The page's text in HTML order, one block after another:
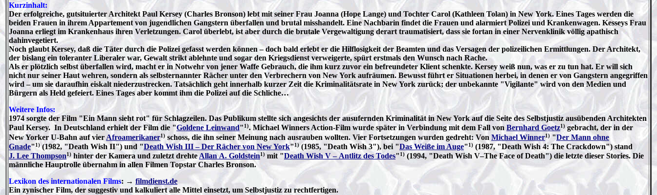
Kurzinhalt:
Der erfolgreiche, gutsituierter Architekt Paul Kersey (Charles Bronson) lebt mit seiner Frau Joanna (Hope Lange) und Tochter Carol (Kathleen Tolan) in New York. Eines Tages werden die
beiden Frauen in ihrem Appartement von jugendlichen Gangstern überfallen und brutal misshandelt. Eine Nachbarin findet die Frauen und alarmiert Polizei und Krankenwagen. Kesseys Frau
Joanna erliegt im Krankenhaus ihren Verletzungen. Carol überlebt, ist aber durch die brutale Vergewaltigung derart traumatisiert, dass sie fortan in einer Nervenklinik völlig apathisch
dahinvegetiert.
Noch glaubt Kersey, daß die Täter durch die Polizei gefasst werden können – doch bald erlebt er die Hilflosigkeit der Beamten und das Versagen der polizeilichen Ermittlungen. Der Architekt,
der bislang ein toleranter Liberaler war, Gewalt strikt ablehnte und sogar den Kriegsdienst verweigerte, spürt erstmals den Wunsch nach Rache.
Als er plötzlich selbst überfallen wird, macht er in Notwehr von jener Waffe Gebrauch, die ihm kurz zuvor ein befreundeter Klient schenkte. Kersey weiß nun, was er zu tun hat. Er will sich
nicht nur seiner Haut wehren, sondern als selbsternannter Rächer unter den Verbrechern von New York aufräumen. Bewusst führt er Situationen herbei, in denen er von Gangstern angegriffen
wird – um sie daraufhin eiskalt niederzustrecken. Tatsächlich geht innerhalb kurzer Zeit die Kriminalitätsrate in New York zurück; der unbekannte "Vigilante" wird von den Medien und
Bürgern als Held gefeiert. Eines Tages aber kommt ihm die Polizei auf die Schliche…
Weitere Infos:
1974 sorgte der Film "Ein Mann sieht rot" für Schlagzeilen. Das Publikum stellte sich angesichts der ausufernden Kriminalität in New York auf die Seite des Selbstjustiz ausübenden Architekten
Paul Kersey. In Deutschland erhielt der Film die "Goldene Leinwand" 1). Michael Winners Action-Film wurde später in Verbindung mit dem Fall von Bernhard Goetz1) gebracht, der in der
New Yorker U-Bahn auf vier Afroamerikaner1) schoss, die ihn seiner Meinung nach ausrauben wollten. Vier Fortsetzungen wurden gedreht: Von Michael Winner1) "Der Mann ohne
Gnade" 1)(1982, "Death Wish II") und "Death Wish III – Der Rächer von New York"1)(1985, "Death Wish 3"), bei "Das Weiße im Auge" 1) (1987, "Death Wish 4: The Crackdown") stand
J. Lee Thompson1) hinter der Kamera und zuletzt drehte Allan A. Goldstein1) mit "Death Wish V – Antlitz des Todes" 1) (1994, "Death Wish V–The Face of Death") die letzte dieser Stories. Die
männliche Hauptrolle übernahm in allen Filmen Topstar Charles Bronson.
Lexikon des internationalen Films: → filmdienst.de
Ein zynischer Film, der suggestiv und kalkuliert alle Mittel einsetzt, um Selbstjustiz zu rechtfertigen.